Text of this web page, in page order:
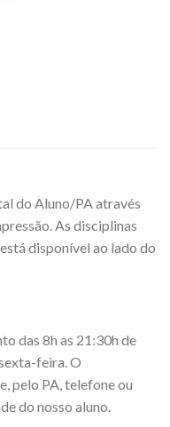
do Aluno/PA através
As disciplinas
disponível ao lado do
das 8h as 21:30h de
feira. O
pelo PA, telefone ou
do nosso aluno.